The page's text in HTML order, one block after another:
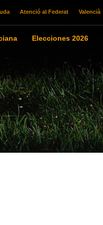
Atenció al Federat Valencià
Elecciones 2026